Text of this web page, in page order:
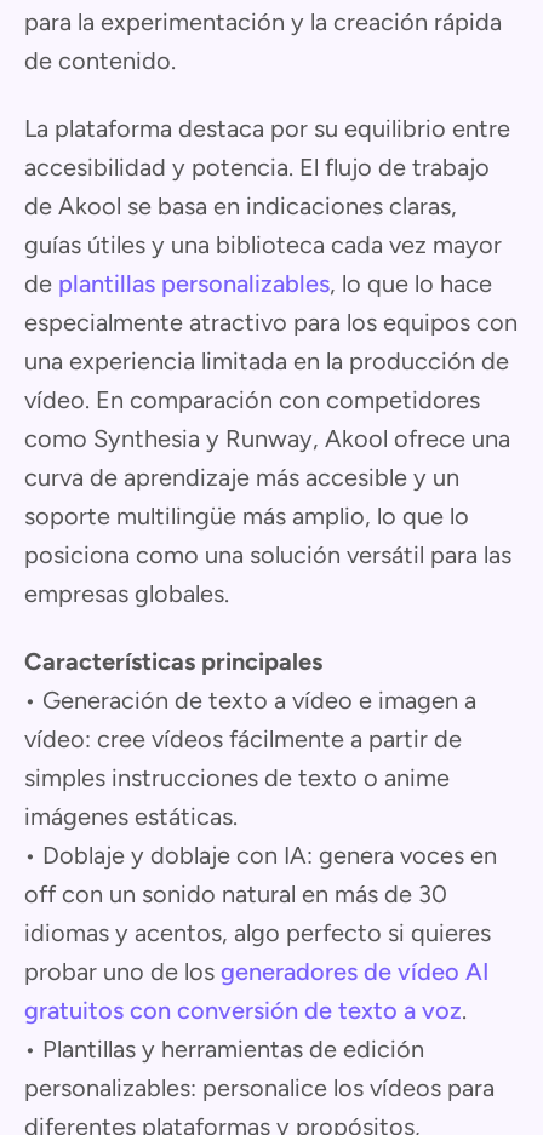
para la experimentación y la creación rápida
de contenido.
La plataforma destaca por su equilibrio entre
accesibilidad y potencia. El flujo de trabajo
de Akool se basa en indicaciones claras,
guías útiles y una biblioteca cada vez mayor
de plantillas personalizables, lo que lo hace
especialmente atractivo para los equipos con
una experiencia limitada en la producción de
vídeo. En comparación con competidores
como Synthesia y Runway, Akool ofrece una
curva de aprendizaje más accesible y un
soporte multilingüe más amplio, lo que lo
posiciona como una solución versátil para las
empresas globales.
Características principales
• Generación de texto a vídeo e imagen a
vídeo: cree vídeos fácilmente a partir de
simples instrucciones de texto o anime
imágenes estáticas.
• Doblaje y doblaje con IA: genera voces en
off con un sonido natural en más de 30
idiomas y acentos, algo perfecto si quieres
probar uno de los generadores de vídeo AI
gratuitos con conversión de texto a voz.
• Plantillas y herramientas de edición
personalizables: personalice los vídeos para
diferentes plataformas y propósitos,